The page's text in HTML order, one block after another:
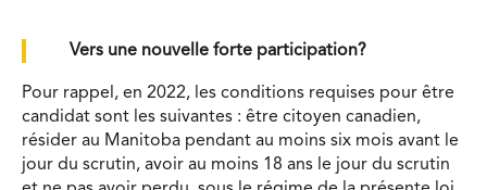
Vers une nouvelle forte participation?
Pour rappel, en 2022, les conditions requises pour être
candidat sont les suivantes : être citoyen canadien,
résider au Manitoba pendant au moins six mois avant le
jour du scrutin, avoir au moins 18 ans le jour du scrutin